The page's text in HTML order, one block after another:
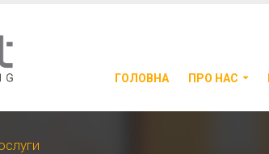
ГОЛОВНА ПРО НАС